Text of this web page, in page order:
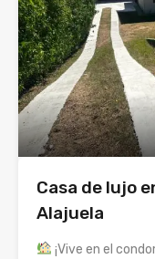
Casa de lujo
Alajuela
¡Vive en el